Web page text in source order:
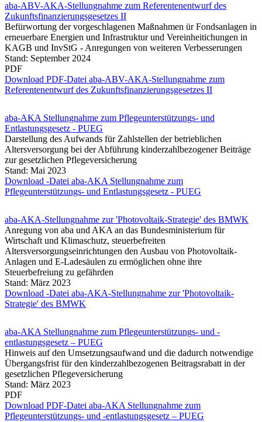
aba-ABV-AKA-Stellungnahme zum Referentenentwurf des
Zukunftsfinanzierungsgesetzes II
Befürwortung der vorgeschlagenen Maßnahmen ür Fondsanlagen in
erneuerbare Energien und Infrastruktur und Vereinheitichungen in
KAGB und InvStG - Anregungen von weiteren Verbesserungen
Stand: September 2024
PDF
Download PDF-Datei aba-ABV-AKA-Stellungnahme zum
Referentenentwurf des Zukunftsfinanzierungsgesetzes II
aba-AKA Stellungnahme zum Pflegeunterstützungs- und
Entlastungsgesetz - PUEG
Darstellung des Aufwands für Zahlstellen der betrieblichen
Altersversorgung bei der Abführung kinderzahlbezogener Beiträge
zur gesetzlichen Pflegeversicherung
Stand: Mai 2023
Download -Datei aba-AKA Stellungnahme zum
Pflegeunterstützungs- und Entlastungsgesetz - PUEG
aba-AKA-Stellungnahme zur 'Photovoltaik-Strategie' des BMWK
Anregung von aba und AKA an das Bundesministerium für
Wirtschaft und Klimaschutz, steuerbefreiten
Altersversorgungseinrichtungen den Ausbau von Photovoltaik-
Anlagen und E-Ladesäulen zu ermöglichen ohne ihre
Steuerbefreiung zu gefährden
Stand: März 2023
Download -Datei aba-AKA-Stellungnahme zur 'Photovoltaik-
Strategie' des BMWK
aba-AKA Stellungnahme zum Pflegeunterstützungs- und -
entlastungsgesetz – PUEG
Hinweis auf den Umsetzungsaufwand und die dadurch notwendige
Übergangsfrist für den kinderzahlbezogenen Beitragsrabatt in der
gesetzlichen Pflegeversicherung
Stand: März 2023
PDF
Download PDF-Datei aba-AKA Stellungnahme zum
Pflegeunterstützungs- und -entlastungsgesetz – PUEG